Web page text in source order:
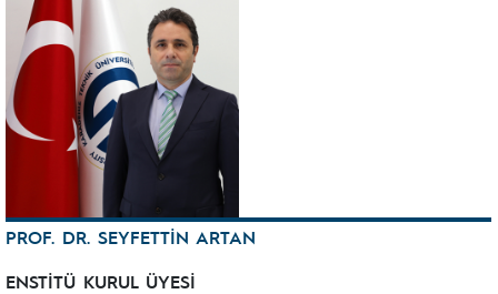
PROF. DR. SEYFETTİN ARTAN
ENSTİTÜ KURUL ÜYESİ